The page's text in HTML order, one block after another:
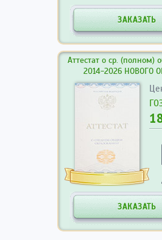
ЗАКАЗАТЬ
Аттестат о ср. (полном)
2014-2026 НОВОГО
ЗАКАЗАТЬ